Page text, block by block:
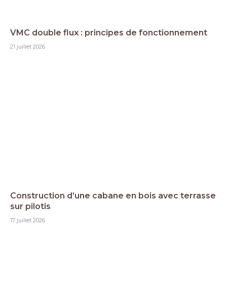
VMC double flux : principes de fonctionnement
21 juillet 2026
Construction d’une cabane en bois avec terrasse
sur pilotis
17 juillet 2026